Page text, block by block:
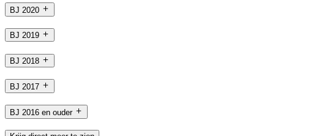
BJ 2020
BJ 2019
BJ 2018
BJ 2017
BJ 2016 en ouder